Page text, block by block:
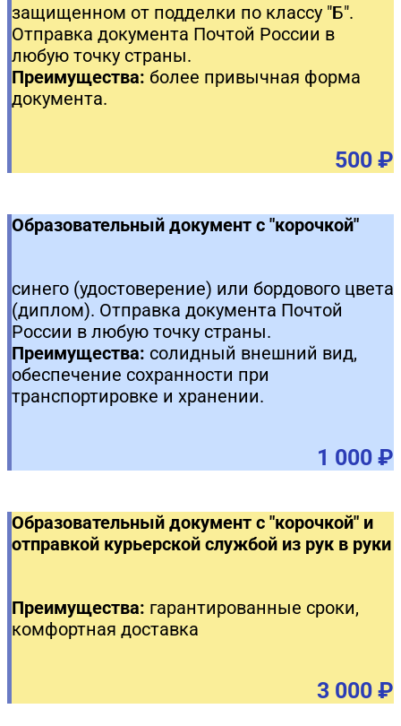
защищенном от подделки по классу "Б".
Отправка документа Почтой России в
любую точку страны.
Преимущества: более привычная форма
документа.
500 ₽
Образовательный документ с "корочкой"
синего (удостоверение) или бордового цвета
(диплом). Отправка документа Почтой
России в любую точку страны.
Преимущества: солидный внешний вид,
обеспечение сохранности при
транспортировке и хранении.
1 000 ₽
Образовательный документ с "корочкой" и
отправкой курьерской службой из рук в руки
Преимущества: гарантированные сроки,
комфортная доставка
3 000 ₽